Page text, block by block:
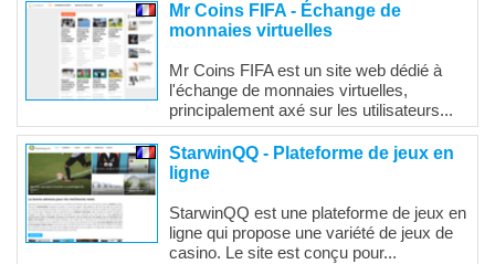
Mr Coins FIFA - Échange de
monnaies virtuelles
Mr Coins FIFA est un site web dédié à
l'échange de monnaies virtuelles,
principalement axé sur les utilisateurs...
StarwinQQ - Plateforme de jeux en
ligne
StarwinQQ est une plateforme de jeux en
ligne qui propose une variété de jeux de
casino. Le site est conçu pour...